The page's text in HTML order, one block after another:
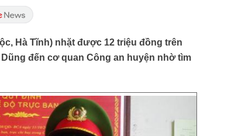
Hà Tĩnh) nhặt được 12 triệu đồng trên
đến cơ quan Công an huyện nhờ tìm